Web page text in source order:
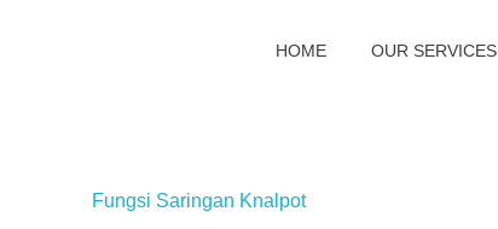
HOME OUR SERVICES